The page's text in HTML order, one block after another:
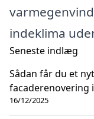
indeklima
Seneste indlæg
Sådan får du et
facaderenovering
16/12/2025